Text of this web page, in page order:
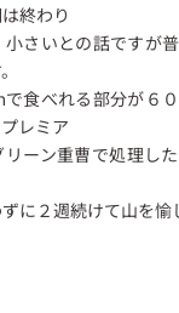
終わり
小さいとの話ですが
食べれる部分が６
レミア
ーン重曹で処理し
に２週続けて山を愉